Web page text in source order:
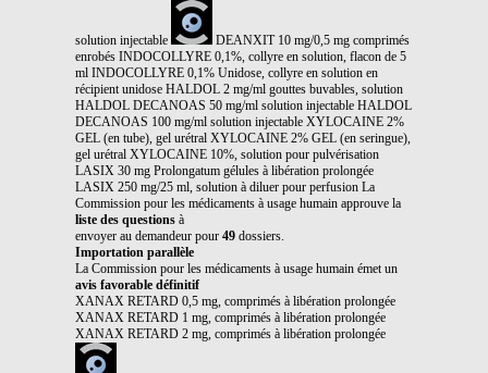
solution injectable
DEANXIT 10 mg/0,5 mg comprimés
enrobés INDOCOLLYRE 0,1%, collyre en solution, flacon de 5
ml INDOCOLLYRE 0,1% Unidose, collyre en solution en
récipient unidose HALDOL 2 mg/ml gouttes buvables, solution
HALDOL DECANOAS 50 mg/ml solution injectable HALDOL
DECANOAS 100 mg/ml solution injectable XYLOCAINE 2%
GEL (en tube), gel urétral XYLOCAINE 2% GEL (en seringue),
gel urétral XYLOCAINE 10%, solution pour pulvérisation
LASIX 30 mg Prolongatum gélules à libération prolongée
LASIX 250 mg/25 ml, solution à diluer pour perfusion La
Commission pour les médicaments à usage humain approuve la
liste des questions à
envoyer au demandeur pour 49 dossiers.
Importation parallèle
La Commission pour les médicaments à usage humain émet un
avis favorable définitif
XANAX RETARD 0,5 mg, comprimés à libération prolongée
XANAX RETARD 1 mg, comprimés à libération prolongée
XANAX RETARD 2 mg, comprimés à libération prolongée